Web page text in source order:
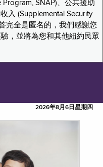
Program, SNAP)、公共援助
入 (Supplemental Security
完全是匿名的，我們感謝您
，並將為您和其他紐約民眾
2026年8月6日星期四